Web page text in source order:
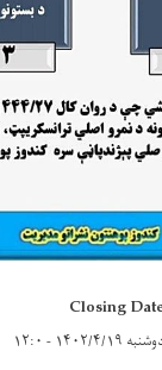
Closing
۱۴۰۲/۴/۱۹ - ۱۲:۰